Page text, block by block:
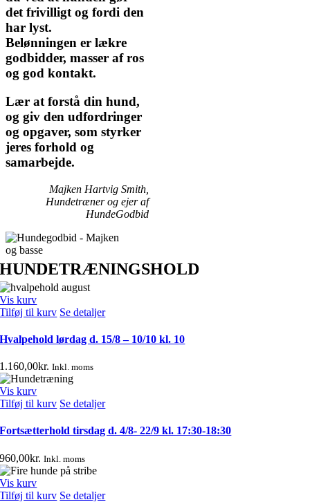
det frivilligt og fordi den
har lyst.
Belønningen er lækre
godbidder, masser af ros
og god kontakt.
Lær at forstå din hund,
og giv den udfordringer
og opgaver, som styrker
jeres forhold og
samarbejde.
Majken Hartvig Smith,
Hundetræner og ejer af
HundeGodbid
HUNDETRÆNINGSHOLD
Vis kurv
Tilføj til kurv Se detaljer
Hvalpehold lørdag d. 15/8 – 10/10 kl. 10
1.160,00kr. Inkl. moms
Vis kurv
Tilføj til kurv Se detaljer
Fortsætterhold tirsdag d. 4/8- 22/9 kl. 17:30-18:30
960,00kr. Inkl. moms
Vis kurv
Tilføj til kurv Se detaljer